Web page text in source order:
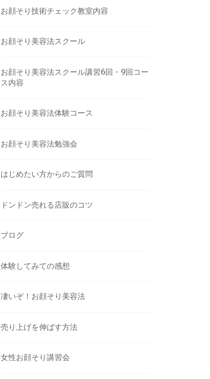
お顔そり技術チェック教室内容
お顔そり美容法スクール
お顔そり美容法スクール講習6回・9回コー
ス内容
お顔そり美容法体験コース
お顔そり美容法勉強会
はじめたい方からのご質問
ドンドン売れる店販のコツ
ブログ
体験してみての感想
凄いぞ！お顔そり美容法
売り上げを伸ばす方法
女性お顔そり講習会